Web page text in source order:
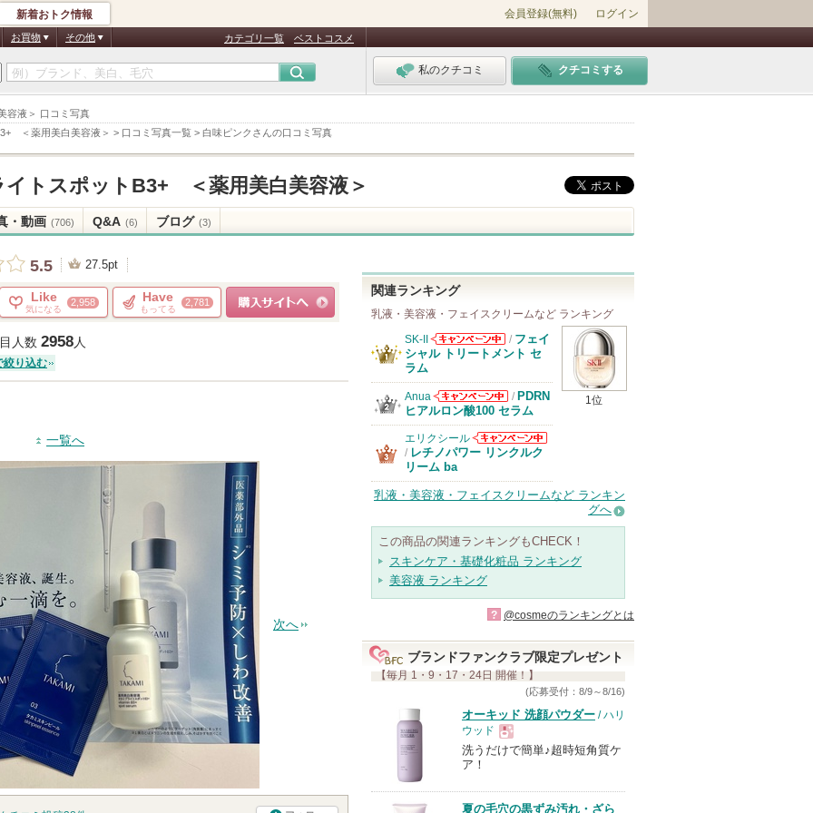
容液＞ 口コミ写真
＜薬用美白美容液＞ > 口コミ写真一覧 > 白味ピンクさんの口コミ写真
新着おトク情報 会員登録(無料) ログイン
お買物 その他 カテゴリ一覧 ベストコスメ
私のクチコミ クチコミする
イトスポットB3+ ＜薬用美白美容液＞
・動画 (706) Q&A (6) ブログ (3)
5.5 27.5pt
Like
気になる
2,958 Have
もってる
2,781
人数 2958人
絞り込む
一覧へ
次へ
関連ランキング
乳液・美容液・フェイスクリームなど ランキング
1位
SK-II
SK-IIからのお
/ フェイ
シャル トリートメント セ
ラム
Anua
Anuaからのお
知らせがありま
す
/ PDRN
ヒアルロン酸100 セラム
エリクシール
エリクシールか
/ レチノパワー リンクルク
リーム ba
乳液・美容液・フェイスクリームなど ランキン
グへ
この商品の関連ランキングもCHECK！
スキンケア・基礎化粧品 ランキング
美容液 ランキング
? @cosmeのランキングとは
ブランドファンクラブ限定プレゼント
【毎月 1・9・17・24日 開催！】
(応募受付：8/9～8/16)
オーキッド 洗顔パウダー / ハリ
ウッド
現
品
洗うだけで簡単♪超時短角質ケ
ア！
夏の毛穴の黒ずみ汚れ・ざら